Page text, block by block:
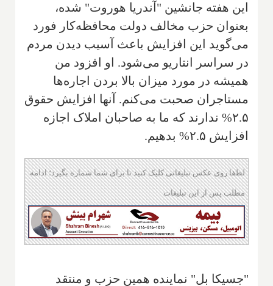
این هفته جانشین "آندریا هوروت" شده،
بعنوان حزب مخالف دولت محافظه‌کار فورد
می‌گوید این افزایش باعث آسیب دیدن مردم
در سراسر انتاریو می‌شود. او افزود من
همیشه در مورد میزان بالا بردن اجاره‌ها
مستاجران صحبت می‌کنم. آنها افزایش حقوق
۲.۵% ندارند که ما به صاحبان املاک اجازه
افزایش ۲.۵% بدهیم.
لطفا روی عکس تبلیغاتی کلیک کنید تا برای شما شماره بگیرد؛ ادامه
مطلب پس از این تبلیغات
"جسیکا بل" نماینده همین حزب و منتقد